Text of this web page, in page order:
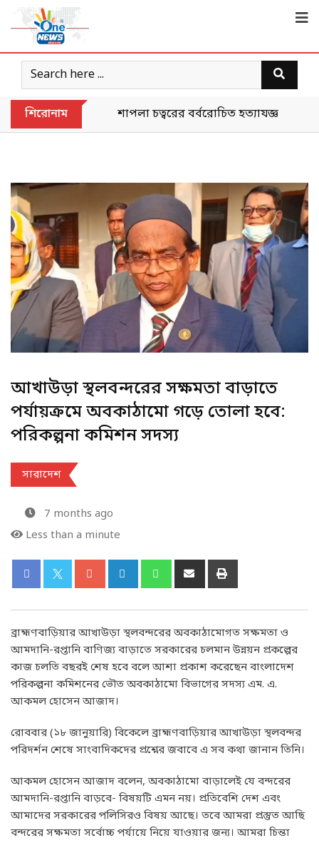
শিরোনাম শাপলা চত্বরের বর্বরোচিত হত্যাযজ্ঞকে
আখাউড়া স্থলবন্দরের সক্ষমতা বাড়াতে
পর্যায়ক্রমে অবকাঠামো গড়ে তোলা হবে:
পরিকল্পনা কমিশন সদস্য
সারাদেশ
7 months ago
Less than a minute
ব্রাহ্মণবাড়িয়ার আখাউড়া স্থলবন্দরের অবকাঠামোগত সক্ষমতা ও
আমদানি-রপ্তানি বাণিজ্য বাড়াতে সরকারের চলমান উন্নয়ন প্রকল্পের
কাজ চলতি বছরই শেষ হবে বলে আশা প্রকাশ করেছেন বাংলাদেশ
পরিকল্পনা কমিশনের ভৌত অবকাঠামো বিভাগের সদস্য এম. এ.
আকমল হোসেন আজাদ।
রোববার (১৮ জানুয়ারি) বিকেলে ব্রাহ্মণবাড়িয়ার আখাউড়া স্থলবন্দর
পরিদর্শন শেষে সাংবাদিকদের প্রশ্নের জবাবে এ সব কথা জানান তিনি।
আকমল হোসেন আজাদ বলেন, অবকাঠামো বাড়ালেই যে বন্দরের
আমদানি-রপ্তানি বাড়বে- বিষয়টি এমন নয়। প্রতিবেশি দেশ এবং
আমাদের সরকারের পলিসিরও বিষয় আছে। তবে আমরা প্রস্তুত আছি
বন্দরের সক্ষমতা সর্বোচ্চ পর্যায়ে নিয়ে যাওয়ার জন্য। আমরা চিন্তা